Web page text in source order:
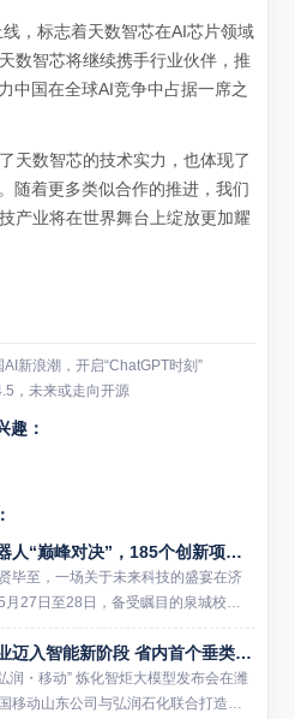
，标志着天数智芯在AI芯片领域
数智芯将继续携手行业伙伴，推
中国在全球AI竞争中占据一席之
天数智芯的技术实力，也体现了
随着更多类似合作的推进，我们
产业将在世界舞台上绽放更加耀
新浪潮，开启“ChatGPT时刻”
，未来或走向开源
趣：
济南上演机器人“巅峰对决”，185个创新项目共绘产业新图景
毕至，一场关于未来科技的盛宴在济
27日至28日，备受瞩目的泉城校友
创业大赛决赛在济南隆重举行。来自
校校友带来的185个顶尖机器人项目齐山东炼化产业迈入智能新阶段 省内首个垂类炼化大模型在潍坊发布
润・移动” 炼化智炬大模型发布会在潍
移动山东公司与弘润石化联合打造的